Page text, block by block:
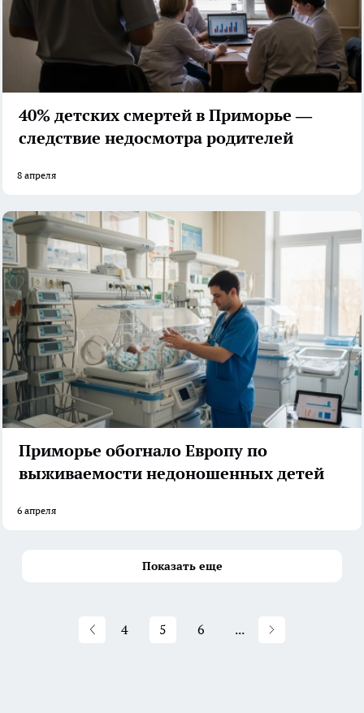
40% детских смертей в Приморье —
следствие недосмотра родителей
8 апреля
Приморье обогнало Европу по
выживаемости недоношенных детей
6 апреля
Показать еще
4 5 6 ...